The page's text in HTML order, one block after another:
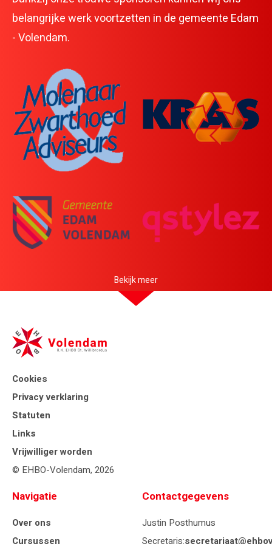
Contact
HartslagNU
belangrijke werk voortzetten in de gemeente Edam
- Volendam.
Bekijk meer
Cookies
Privacy verklaring
Statuten
Links
Vrijwilliger worden
© EHBO-Volendam, 2026
Navigatie
Over ons
Cursussen
Contactgegevens
Justin Posthumus
Secretaris: